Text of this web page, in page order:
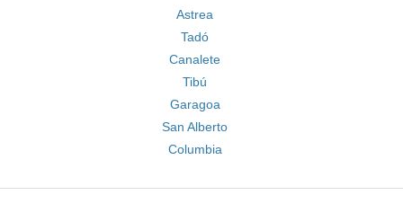
Astrea
Tadó
Canalete
Tibú
Garagoa
San Alberto
Columbia